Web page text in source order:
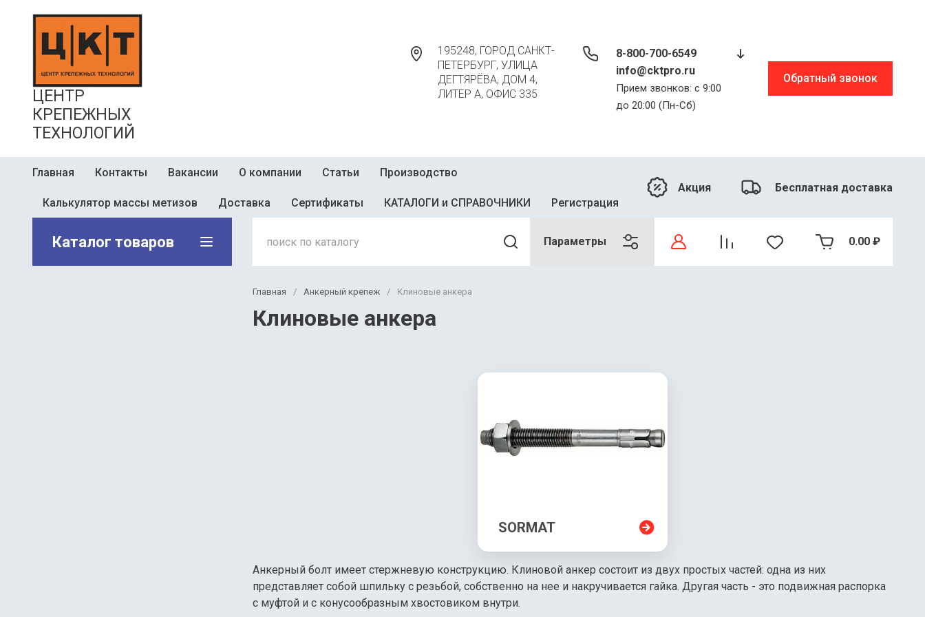
ЦЕНТР
КРЕПЕЖНЫХ
ТЕХНОЛОГИЙ
195248, ГОРОД САНКТ-
ПЕТЕРБУРГ, УЛИЦА
ДЕГТЯРЁВА, ДОМ 4,
ЛИТЕР А, ОФИС 335
8-800-700-6549
info@cktpro.ru
Прием звонков: с 9:00
до 20:00 (Пн-Сб)
Обратный звонок
Главная Контакты Вакансии О компании Статьи Производство
Калькулятор массы метизов Доставка Сертификаты КАТАЛОГИ и СПРАВОЧНИКИ Регистрация
Акция Бесплатная доставка
Каталог товаров Параметры 0.00 ₽
Главная / Анкерный крепеж / Клиновые анкера
Клиновые анкера
SORMAT
Анкерный болт имеет стержневую конструкцию. Клиновой анкер состоит из двух простых частей: одна из них
представляет собой шпильку с резьбой, собственно на нее и накручивается гайка. Другая часть - это подвижная распорка
с муфтой и с конусообразным хвостовиком внутри.